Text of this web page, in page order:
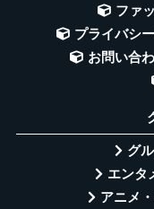
ファ
プライバシ
お問い合
グ
エンタ
アニメ